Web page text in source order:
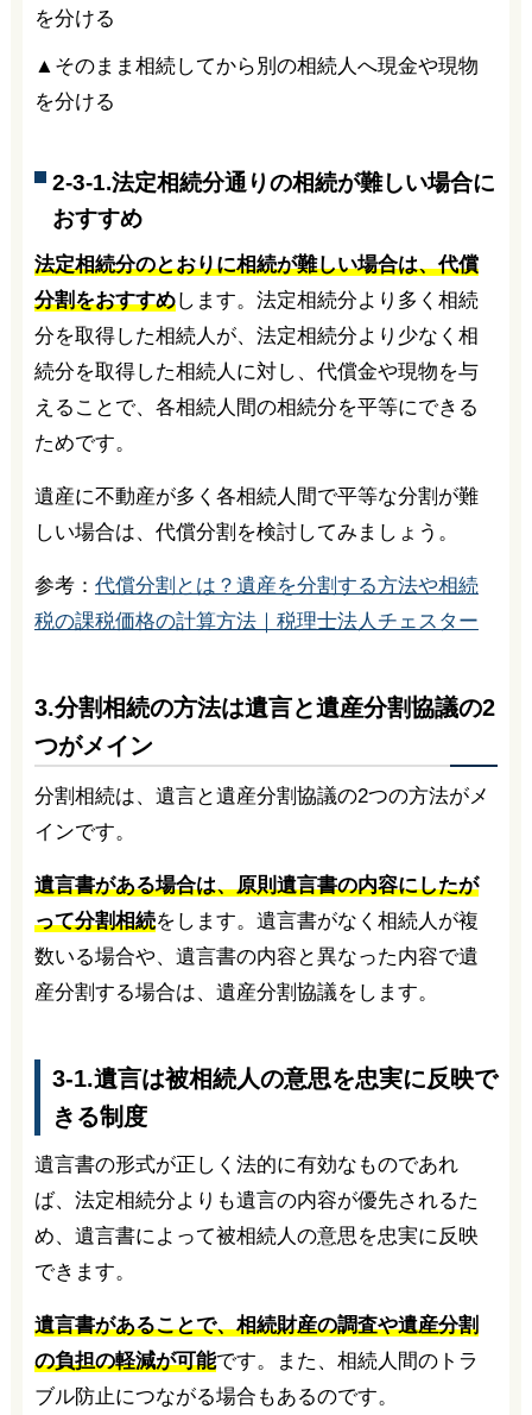
▲そのまま相続してから別の相続人へ現金や現物
を分ける
2-3-1.法定相続分通りの相続が難しい場合に
おすすめ
法定相続分のとおりに相続が難しい場合は、代償
分割をおすすめします。法定相続分より多く相続
分を取得した相続人が、法定相続分より少なく相
続分を取得した相続人に対し、代償金や現物を与
えることで、各相続人間の相続分を平等にできる
ためです。
遺産に不動産が多く各相続人間で平等な分割が難
しい場合は、代償分割を検討してみましょう。
参考： 代償分割とは？遺産を分割する方法や相続
税の課税価格の計算方法｜税理士法人チェスター
3.分割相続の方法は遺言と遺産分割協議の2
つがメイン
分割相続は、遺言と遺産分割協議の2つの方法がメ
インです。
遺言書がある場合は、原則遺言書の内容にしたが
って分割相続をします。遺言書がなく相続人が複
数いる場合や、遺言書の内容と異なった内容で遺
産分割する場合は、遺産分割協議をします。
3-1.遺言は被相続人の意思を忠実に反映で
きる制度
遺言書の形式が正しく法的に有効なものであれ
ば、法定相続分よりも遺言の内容が優先されるた
め、遺言書によって被相続人の意思を忠実に反映
できます。
遺言書があることで、相続財産の調査や遺産分割
の負担の軽減が可能です。また、相続人間のトラ
ブル防止につながる場合もあるのです。